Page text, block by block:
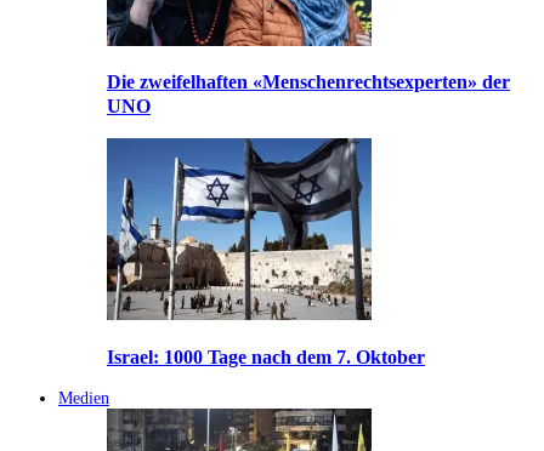
Die zweifelhaften «Menschenrechtsexperten» der
UNO
Israel: 1000 Tage nach dem 7. Oktober
Medien